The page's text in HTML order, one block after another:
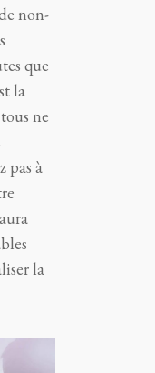
non-
que
la
ne
pas à
la